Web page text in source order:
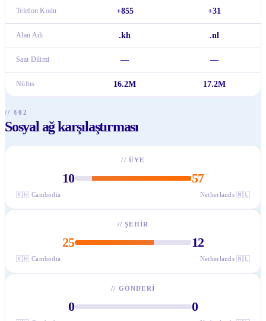
Telefon Kodu +855 +31
Alan Adı .kh .nl
Saat Dilimi — —
Nüfus 16.2M 17.2M
// §02
Sosyal ağ karşılaştırması
// ÜYE
10 57
🇰🇭 Cambodia Netherlands 🇳🇱
//ŞEHIR
25 12
🇰🇭 Cambodia Netherlands 🇳🇱
// GÖNDERI
0 0